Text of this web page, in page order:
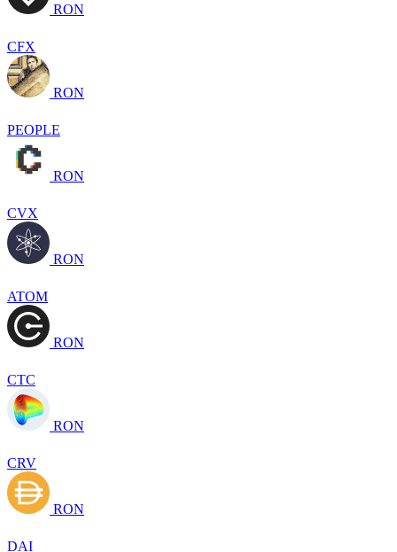
RON
CFX
RON
PEOPLE
RON
CVX
RON
ATOM
RON
CTC
RON
CRV
RON
DAI